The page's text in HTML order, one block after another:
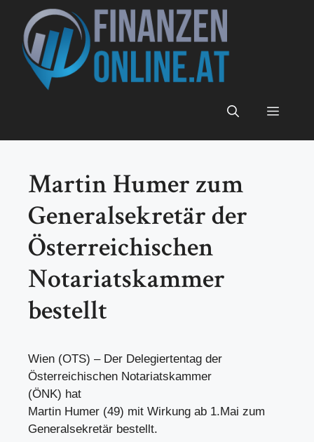
Inhalt
springen
Menü
Martin Humer zum
Generalsekretär der
Österreichischen
Notariatskammer
bestellt
Wien (OTS) – Der Delegiertentag der
Österreichischen Notariatskammer
(ÖNK) hat
Martin Humer (49) mit Wirkung ab 1.Mai zum
Generalsekretär bestellt.